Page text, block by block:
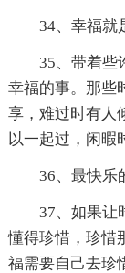
34、幸福就
35、带着些
幸福的事。那些
享，难过时有人
以一起过，闲暇
36、最快乐
37、如果让
懂得珍惜，珍惜
福需要自己去珍